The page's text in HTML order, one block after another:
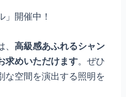
」開催中！
高級感あふれるシャン
求めいただけます。ぜひ
な空間を演出する照明を